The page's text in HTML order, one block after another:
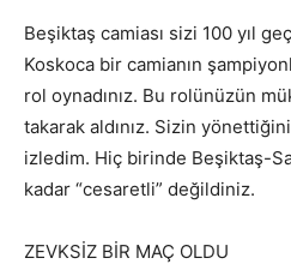
Beşiktaş camiası sizi 100 yıl
Koskoca bir camianın
rol oynadınız. Bu rolünüzün
takarak aldınız. Sizin
izledim. Hiç birinde Beşiktaş-
kadar “cesaretli” değildiniz.
ZEVKSİZ BİR MAÇ OLDU